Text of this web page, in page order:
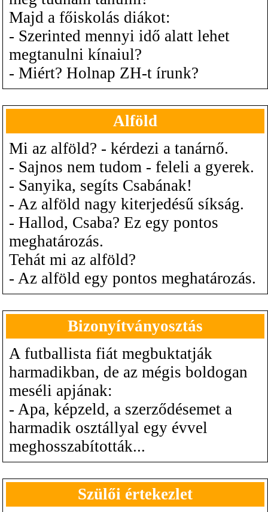
Majd a főiskolás diákot:
- Szerinted mennyi idő alatt lehet
megtanulni kínaiul?
- Miért? Holnap ZH-t írunk?
Alföld
Mi az alföld? - kérdezi a tanárnő.
- Sajnos nem tudom - feleli a gyerek.
- Sanyika, segíts Csabának!
- Az alföld nagy kiterjedésű síkság.
- Hallod, Csaba? Ez egy pontos
meghatározás.
Tehát mi az alföld?
- Az alföld egy pontos meghatározás.
Bizonyítványosztás
A futballista fiát megbuktatják
harmadikban, de az mégis boldogan
meséli apjának:
- Apa, képzeld, a szerződésemet a
harmadik osztállyal egy évvel
meghosszabították...
Szülői értekezlet